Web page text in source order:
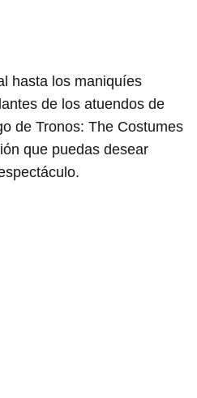
hasta los maniquíes
de los atuendos de
de Tronos: The Costumes
que puedas desear